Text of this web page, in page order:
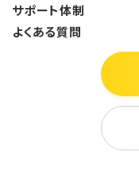
サポート体制
よくある質問